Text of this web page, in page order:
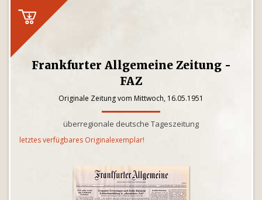
Frankfurter Allgemeine Zeitung -
FAZ
Originale Zeitung vom Mittwoch, 16.05.1951
überregionale deutsche Tageszeitung
letztes verfügbares Originalexemplar!